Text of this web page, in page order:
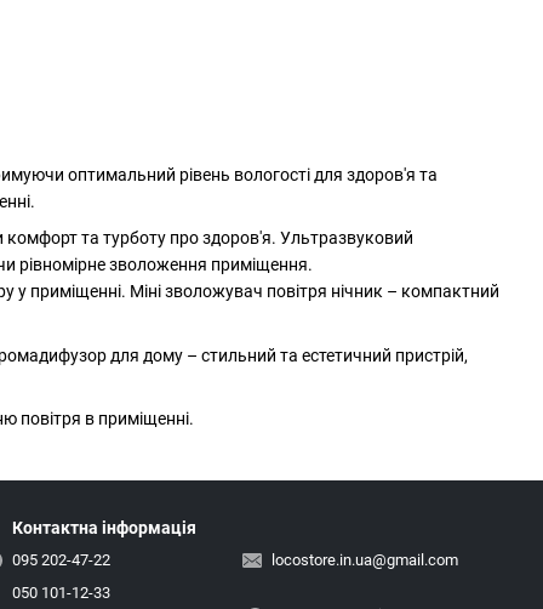
оптимальний рівень вологості для здоров'я та
комфорт та турботу про здоров'я. Ультразвуковий
рівномірне зволоження приміщення.
приміщенні. Міні зволожувач повітря нічник – компактний
для дому – стильний та естетичний пристрій,
повітря в приміщенні.
Контактна інформація
095 202-47-22
050 101-12-33
locostore.in.ua@gmail.com